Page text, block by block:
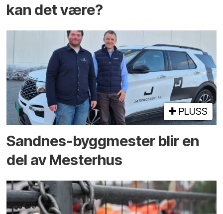
kan det være?
PLUSS
Sandnes-byggmester blir en
del av Mesterhus